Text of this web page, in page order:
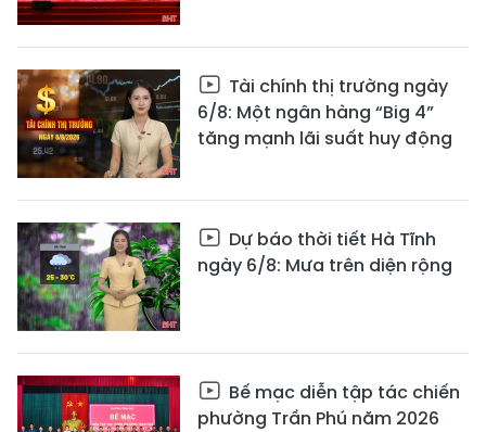
Tài chính thị trường ngày
6/8: Một ngân hàng “Big 4”
tăng mạnh lãi suất huy động
Dự báo thời tiết Hà Tĩnh
ngày 6/8: Mưa trên diện rộng
Bế mạc diễn tập tác chiến
phường Trần Phú năm 2026